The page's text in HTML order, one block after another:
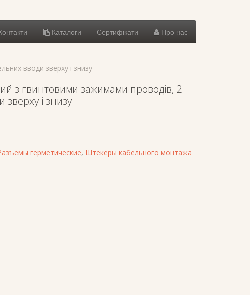
Каталоги Сертифікати Про нас
вводи зверху і знизу
з гвинтовими зажимами проводів, 2
і знизу
герметические, Штекеры кабельного монтажа